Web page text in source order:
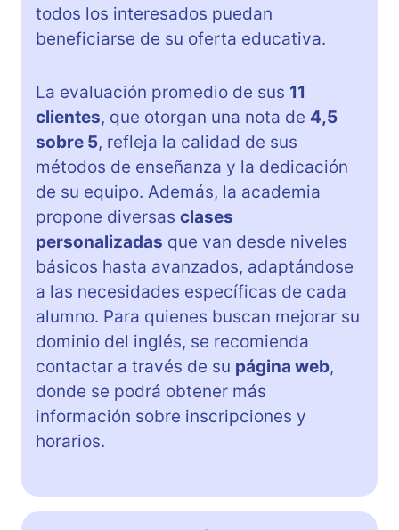
todos los interesados puedan
beneficiarse de su oferta educativa.
La evaluación promedio de sus 11
clientes, que otorgan una nota de 4,5
sobre 5, refleja la calidad de sus
métodos de enseñanza y la dedicación
de su equipo. Además, la academia
propone diversas clases
personalizadas que van desde niveles
básicos hasta avanzados, adaptándose
a las necesidades específicas de cada
alumno. Para quienes buscan mejorar su
dominio del inglés, se recomienda
contactar a través de su página web,
donde se podrá obtener más
información sobre inscripciones y
horarios.